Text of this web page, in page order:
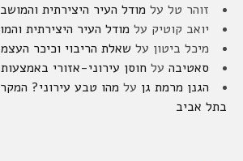
זוהר טל על מודל העיר היצירתית
יואב קוטיק על מודל העיר היצירתית
מיכל ביטון על שאלת הריבוי וכיכר
סאטיבה על חוסן עירוני-אזורי
הגנן מרמת גן על מהו טבע עירוני?
בתל אביב